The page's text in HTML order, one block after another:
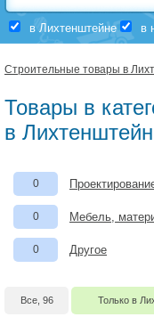
в Лихтенштейне в
Строительные товары в
Товары в
в
0
0 Мебель,
0 Другое
Все, 96 Только в